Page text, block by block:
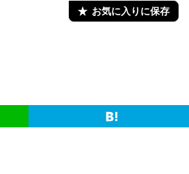
お気に入りに保存